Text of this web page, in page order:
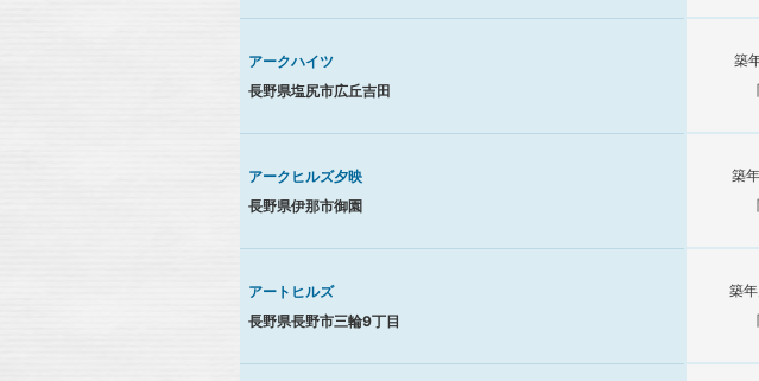
アークハイツ
長野県塩尻市広丘吉田
築
アークヒルズ夕映
長野県伊那市御園
築
アートヒルズ
長野県長野市三輪9丁目
築